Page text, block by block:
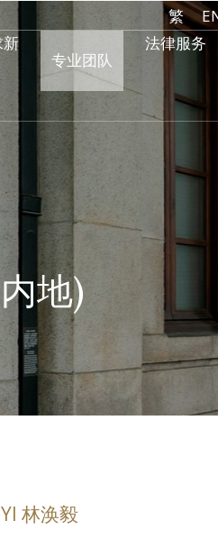
繁
新
专业团队
法律服务
林涣毅